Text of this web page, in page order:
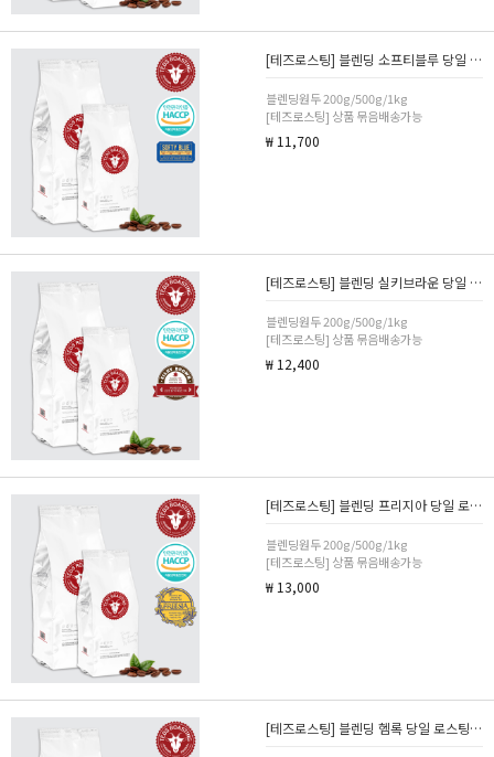
[테즈로스팅] 블렌딩 소프티블루 당일 로스팅 카페 커피 원두 200g/500g/1kg 분쇄선택
블렌딩원두 200g/500g/1kg
[테즈로스팅] 상품 묶음배송가능
₩ 11,700
[테즈로스팅] 블렌딩 실키브라운 당일 로스팅 카페 커피 원두 200g/500g/1kg 분쇄선택
블렌딩원두 200g/500g/1kg
[테즈로스팅] 상품 묶음배송가능
₩ 12,400
[테즈로스팅] 블렌딩 프리지아 당일 로스팅 카페 커피 원두 200g/500g/1kg 분쇄선택
블렌딩원두 200g/500g/1kg
[테즈로스팅] 상품 묶음배송가능
₩ 13,000
[테즈로스팅] 블렌딩 헴록 당일 로스팅 카페 커피 원두 200g/500g/1kg 분쇄선택